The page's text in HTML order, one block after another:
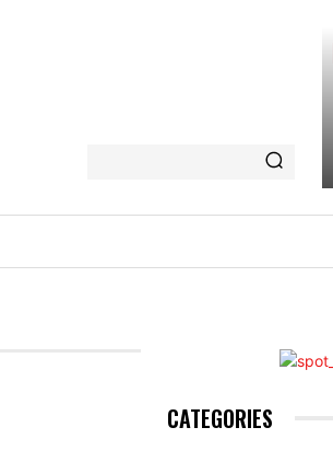
CATEGORIES